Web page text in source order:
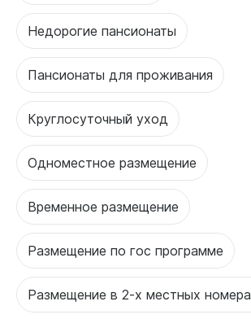
Недорогие пансионаты
Пансионаты для проживания
Круглосуточный уход
Одноместное размещение
Временное размещение
Размещение по гос программе
Размещение в 2-х местных